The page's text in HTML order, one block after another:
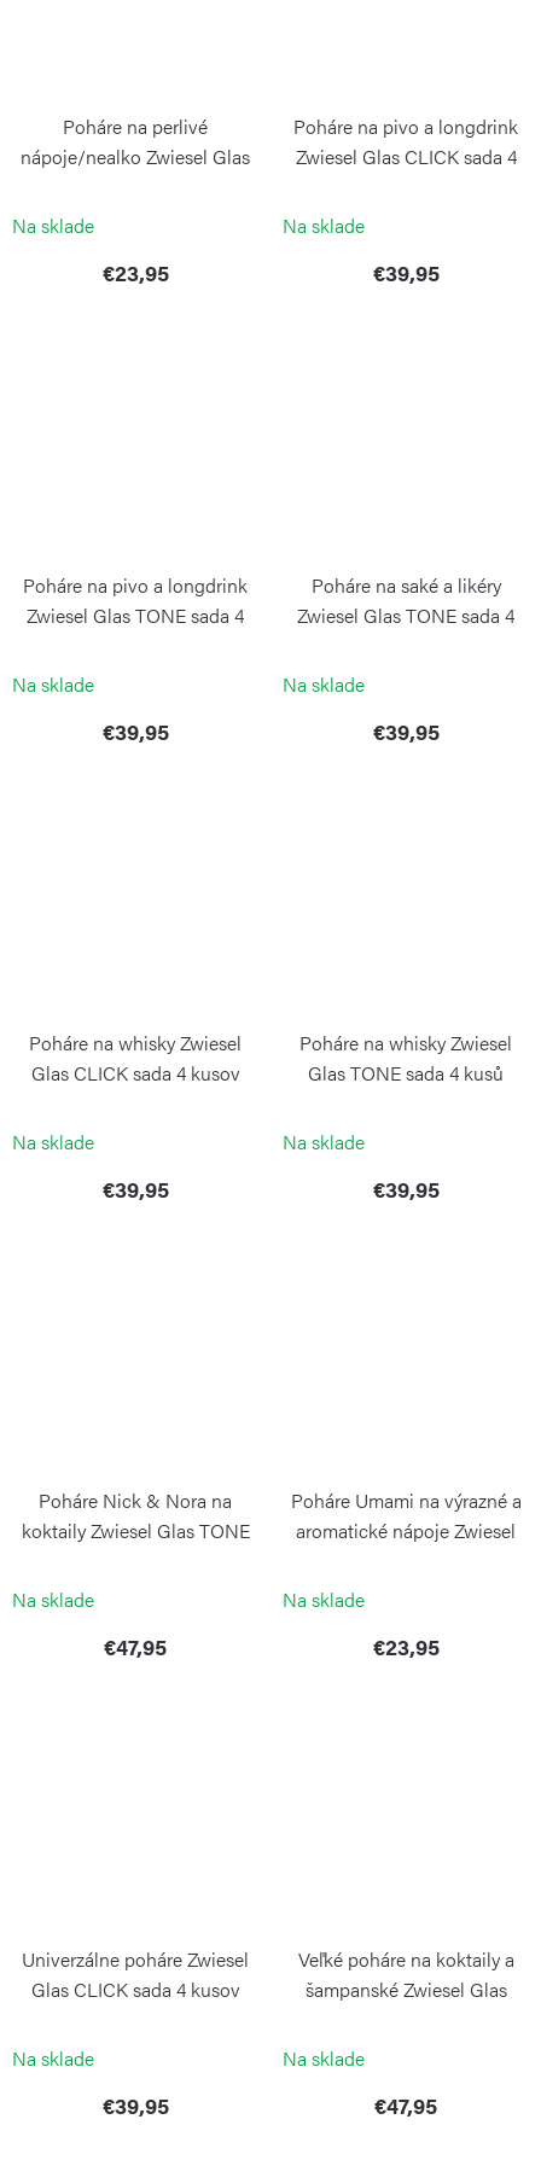
Poháre na perlivé
nápoje/nealko Zwiesel Glas
ZWIESEL GLAS
Na sklade
€23,95
Poháre na pivo a longdrink
Zwiesel Glas CLICK sada 4
ZWIESEL GLAS
Na sklade
€39,95
Poháre na pivo a longdrink
Zwiesel Glas TONE sada 4
ZWIESEL GLAS
Na sklade
€39,95
Poháre na saké a likéry
Zwiesel Glas TONE sada 4
ZWIESEL GLAS
Na sklade
€39,95
Poháre na whisky Zwiesel
Glas CLICK sada 4 kusov
Na sklade
€39,95
Poháre na whisky Zwiesel
Glas TONE sada 4 kusů
Na sklade
€39,95
Poháre Nick & Nora na
koktaily Zwiesel Glas TONE
ZWIESEL GLAS
Na sklade
€47,95
Poháre Umami na výrazné a
aromatické nápoje Zwiesel
ZWIESEL GLAS
Na sklade
€23,95
Univerzálne poháre Zwiesel
Glas CLICK sada 4 kusov
Na sklade
€39,95
Veľké poháre na koktaily a
šampanské Zwiesel Glas
ZWIESEL GLAS
Na sklade
€47,95